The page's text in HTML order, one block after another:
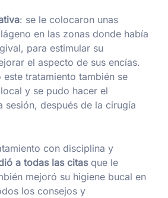
: se le colocaron unas
en las zonas donde había
para estimular su
el aspecto de sus encías.
este tratamiento también se
y se pudo hacer el
sesión, después de la cirugía
con disciplina y
a todas las citasque le
mejoró su higiene bucal en
los consejos y